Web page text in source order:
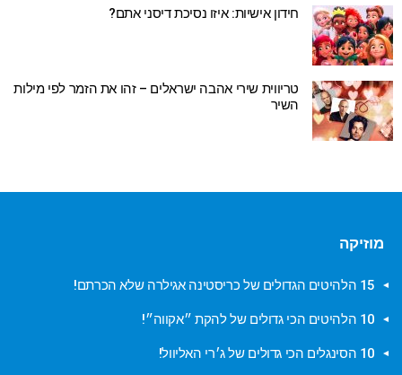
חידון אישיות: איזו נסיכת דיסני אתם?
טריווית שירי אהבה ישראלים – זהו את הזמר לפי מילות
השיר
מוזיקה
15 הלהיטים הגדולים של כריסטינה אגילרה שלא הכרתם!
10 הלהיטים הכי גדולים של להקת ״אקווה״!
10 הסינגלים הכי גדולים של ג׳רי האליוול!